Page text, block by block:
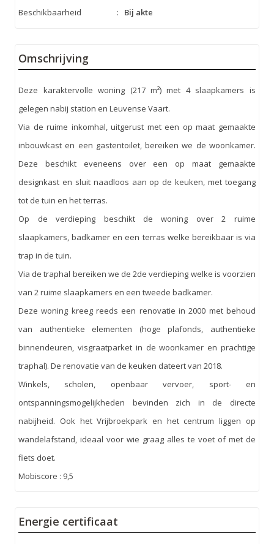
Beschikbaarheid
: Bij akte
Omschrijving
Deze karaktervolle woning (217 m²) met 4 slaapkamers is
gelegen nabij station en Leuvense Vaart.
Via de ruime inkomhal, uitgerust met een op maat gemaakte
inbouwkast en een gastentoilet, bereiken we de woonkamer.
Deze beschikt eveneens over een op maat gemaakte
designkast en sluit naadloos aan op de keuken, met toegang
tot de tuin en het terras.
Op de verdieping beschikt de woning over 2 ruime
slaapkamers, badkamer en een terras welke bereikbaar is via
trap in de tuin.
Via de traphal bereiken we de 2de verdieping welke is voorzien
van 2 ruime slaapkamers en een tweede badkamer.
Deze woning kreeg reeds een renovatie in 2000 met behoud
van authentieke elementen (hoge plafonds, authentieke
binnendeuren, visgraatparket in de woonkamer en prachtige
traphal). De renovatie van de keuken dateert van 2018.
Winkels, scholen, openbaar vervoer, sport- en
ontspanningsmogelijkheden bevinden zich in de directe
nabijheid. Ook het Vrijbroekpark en het centrum liggen op
wandelafstand, ideaal voor wie graag alles te voet of met de
fiets doet.
Mobiscore : 9,5
Energie certificaat